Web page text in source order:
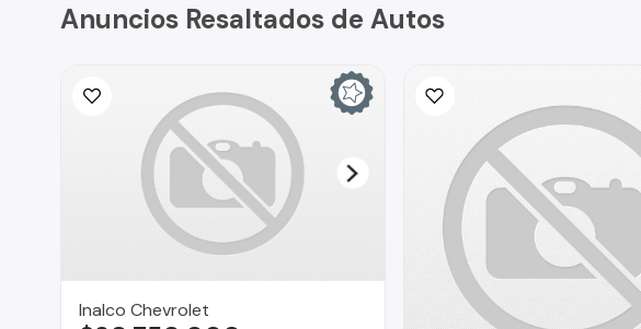
Anuncios Resaltados de Autos
Inalco Chevrolet